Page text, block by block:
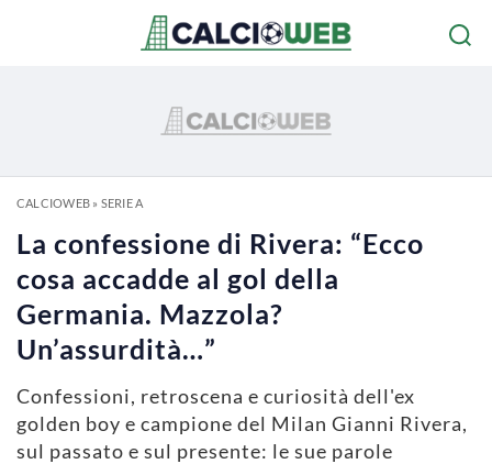
CALCIOWEB» SERIE A
La confessione di Rivera: “Ecco
cosa accadde al gol della
Germania. Mazzola?
Un’assurdità…”
Confessioni, retroscena e curiosità dell'ex
golden boy e campione del Milan Gianni Rivera,
sul passato e sul presente: le sue parole